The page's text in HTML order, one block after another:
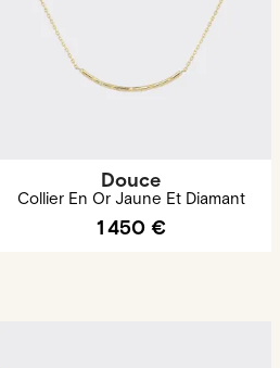
Douce
Collier En Or Jaune Et Diamant
1 450 €